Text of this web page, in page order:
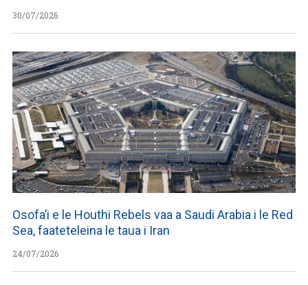
30/07/2026
Osofa’i e le Houthi Rebels vaa a Saudi Arabia i le Red
Sea, faateteleina le taua i Iran
24/07/2026